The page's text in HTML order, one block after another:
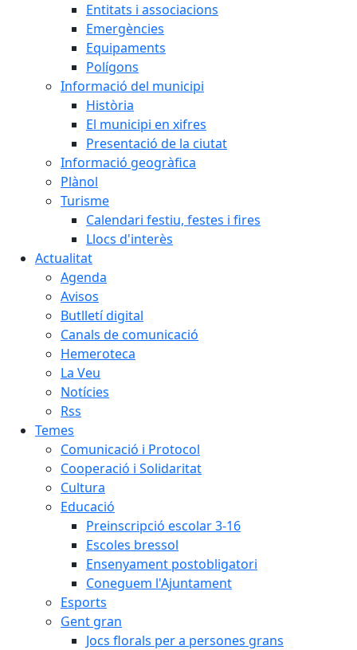
Entitats i associacions
Emergències
Equipaments
Polígons
Informació del municipi
Història
El municipi en xifres
Presentació de la ciutat
Informació geogràfica
Plànol
Turisme
Calendari festiu, festes i fires
Llocs d'interès
Actualitat
Agenda
Avisos
Butlletí digital
Canals de comunicació
Hemeroteca
La Veu
Notícies
Rss
Temes
Comunicació i Protocol
Cooperació i Solidaritat
Cultura
Educació
Preinscripció escolar 3-16
Escoles bressol
Ensenyament postobligatori
Coneguem l'Ajuntament
Esports
Gent gran
Jocs florals per a persones grans